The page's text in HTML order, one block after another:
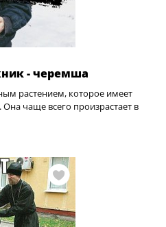
- черемша
растением, которое имеет
чаще всего произрастает в